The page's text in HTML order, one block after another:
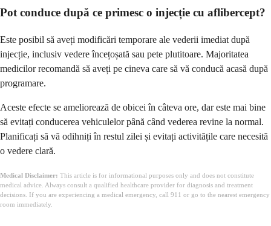
Pot conduce după ce primesc o injecție cu aflibercept?
Este posibil să aveți modificări temporare ale vederii imediat după
injecție, inclusiv vedere încețoșată sau pete plutitoare. Majoritatea
medicilor recomandă să aveți pe cineva care să vă conducă acasă după
programare.
Aceste efecte se ameliorează de obicei în câteva ore, dar este mai bine
să evitați conducerea vehiculelor până când vederea revine la normal.
Planificați să vă odihniți în restul zilei și evitați activitățile care necesită
o vedere clară.
Medical Disclaimer: This article is for informational purposes only and does not constitute
medical advice. Always consult a qualified healthcare provider for diagnosis and treatment
decisions. If you are experiencing a medical emergency, call 911 or go to the nearest emergency
room immediately.